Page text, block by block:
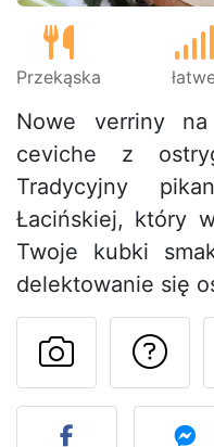
Przekąska
Nowe verriny
ceviche z
Tradycyjny
Łacińskiej, który
Twoje kubki
delektowanie się